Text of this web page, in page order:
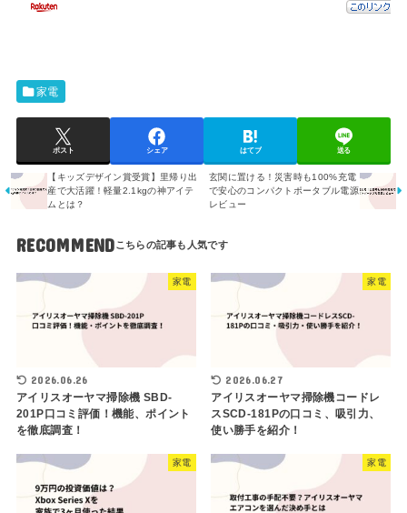
家電
ポスト シェア はてブ 送る
【キッズデザイン賞受賞】里帰り出
産で大活躍！軽量2.1kgの神アイテ
ムとは？
玄関に置ける！災害時も100%充電
で安心のコンパクトポータブル電源
レビュー
RECOMMEND
家電
2026.06.26
アイリスオーヤマ掃除機 SBD-
201P口コミ評価！機能、ポイント
を徹底調査！
家電
2026.06.27
アイリスオーヤマ掃除機コードレ
スSCD-181Pの口コミ、吸引力、
使い勝手を紹介！
家電 家電